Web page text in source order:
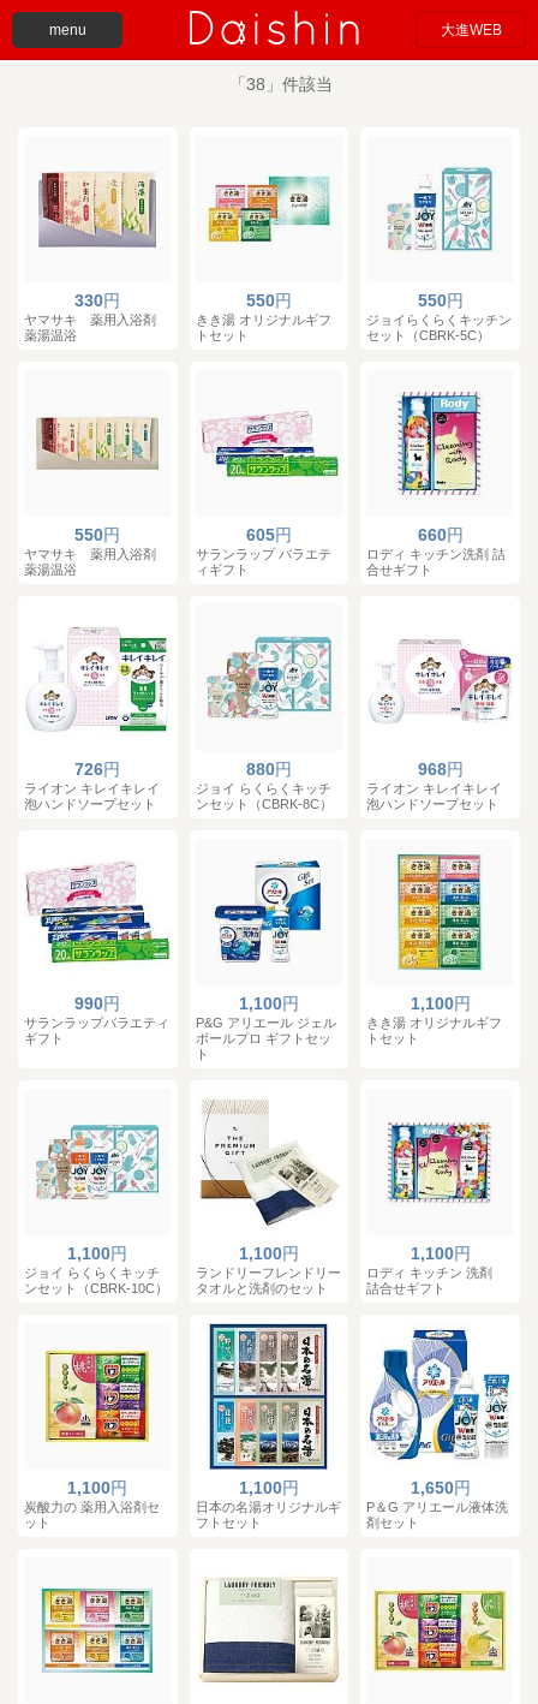
menu 大進WEB
「38」件該当
330円
ヤマサキ 薬用入浴剤
薬湯温浴
550円
きき湯 オリジナルギフ
トセット
550円
ジョイらくらくキッチン
セット（CBRK-5C）
550円
ヤマサキ 薬用入浴剤
薬湯温浴
605円
サランラップ バラエテ
ィギフト
660円
ロディ キッチン洗剤 詰
合せギフト
726円
ライオン キレイキレイ
泡ハンドソープセット
880円
ジョイ らくらくキッチ
ンセット（CBRK-8C）
968円
ライオン キレイキレイ
泡ハンドソープセット
990円
サランラップバラエティ
ギフト
1,100円
P&G アリエール ジェル
ボールプロ ギフトセッ
ト
1,100円
きき湯 オリジナルギフ
トセット
1,100円
ジョイ らくらくキッチ
ンセット（CBRK-10C）
1,100円
ランドリーフレンドリー
タオルと洗剤のセット
1,100円
ロディ キッチン 洗剤
詰合せギフト
1,100円
炭酸力の 薬用入浴剤セ
ット
1,100円
日本の名湯オリジナルギ
フトセット
1,650円
P＆G アリエール液体洗
剤セット